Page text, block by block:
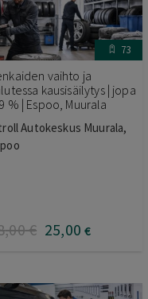
73
vaihto ja
kausisäilytys | jopa
% | Espoo, Muurala
Autokeskus Muurala,
,00€ 25,00 €